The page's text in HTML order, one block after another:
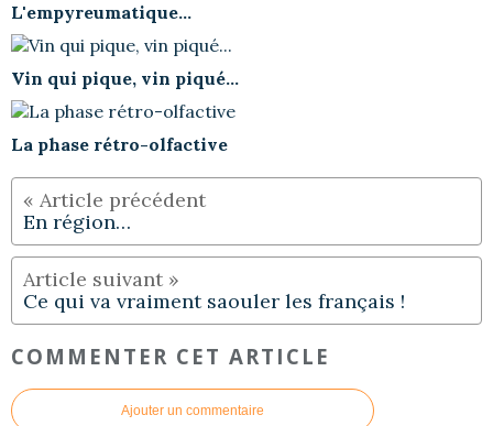
L'empyreumatique...
Vin qui pique, vin piqué...
La phase rétro-olfactive
En région…
Ce qui va vraiment saouler les français !
COMMENTER CET ARTICLE
Ajouter un commentaire